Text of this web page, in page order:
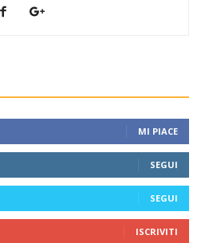
MI PIACE
SEGUI
SEGUI
ISCRIVITI